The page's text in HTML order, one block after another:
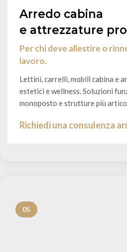
Arredo cabina
e attrezzature
Per chi deve allestire o
lavoro.
Lettini, carrelli, mobili cabina e
estetici e wellness. Soluzioni
monoposto e strutture più
Richiedi una consulenza
05